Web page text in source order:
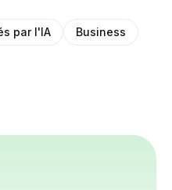
par l'IA
Business